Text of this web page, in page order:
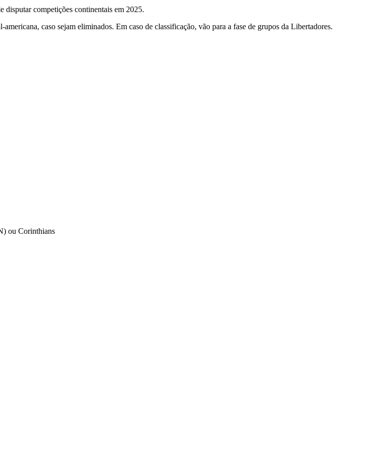
disputar competições continentais em 2025.
caso sejam eliminados. Em caso de classificação, vão para a fase de grupos da Libertadores.
ou Corinthians